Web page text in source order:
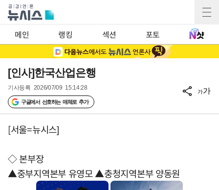
메인 랭킹 섹션 포토
[인사]한국산업은행
기사등록 2026/07/09 15:14:28
구글에서 선호하는 매체로 추가
가가
[서울=뉴시스]
◇ 본부장
▲중부지역본부 유영모 ▲충청지역본부 양동원